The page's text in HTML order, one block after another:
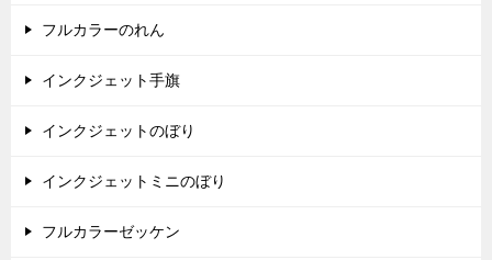
フルカラーのれん
インクジェット手旗
インクジェットのぼり
インクジェットミニのぼり
フルカラーゼッケン